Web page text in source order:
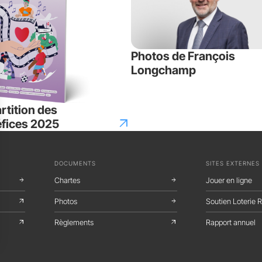
des
2025
arrow_outward
Photos de François
Longchamp
arrow_forward
arrow_outward
arrow_outward
DOCUMENTS
Chartes arrow_forward
Photos arrow_forward
Règlements arrow_outward
SITES EXTERNES
Jouer en ligne
Soutien Loterie
Rapport annuel